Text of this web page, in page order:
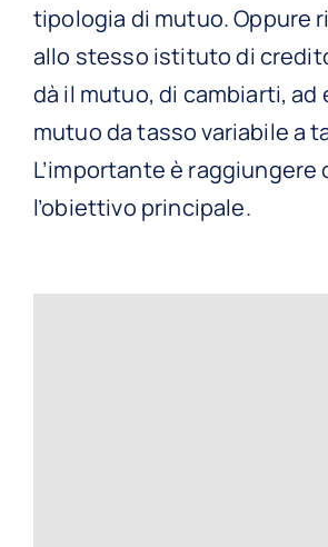
tipologia di mutuo. Oppure
allo stesso istituto di
dà il mutuo, di cambiarti, ad
mutuo da tasso variabile a
L’importante è raggiungere
l’obiettivo principale.